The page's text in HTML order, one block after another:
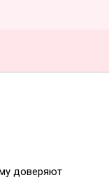
доверяют